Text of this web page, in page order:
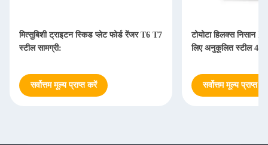
मित्सुबिशी ट्राइटन स्किड प्लेट फोर्ड रेंजर T6 T7
स्टील सामग्री:
सर्वोत्तम मूल्य प्राप्त करें
टोयोटा हिलक्स निसान
लिए अनुकूलित स्टील
सर्वोत्तम मूल्य प्राप्त